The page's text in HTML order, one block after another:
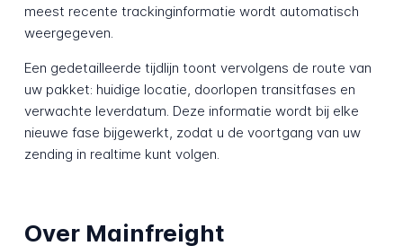
meest recente trackinginformatie wordt automatisch
weergegeven.
Een gedetailleerde tijdlijn toont vervolgens de route van
uw pakket: huidige locatie, doorlopen transitfases en
verwachte leverdatum. Deze informatie wordt bij elke
nieuwe fase bijgewerkt, zodat u de voortgang van uw
zending in realtime kunt volgen.
Over Mainfreight